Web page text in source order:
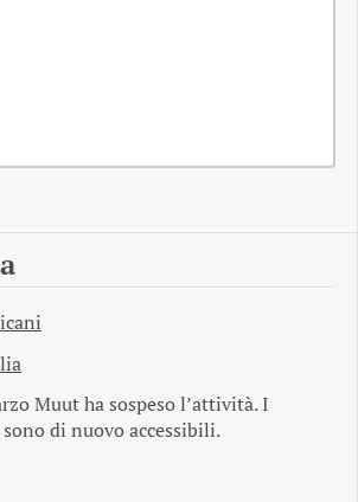
Muut ha sospeso l’attività. I
di nuovo accessibili.